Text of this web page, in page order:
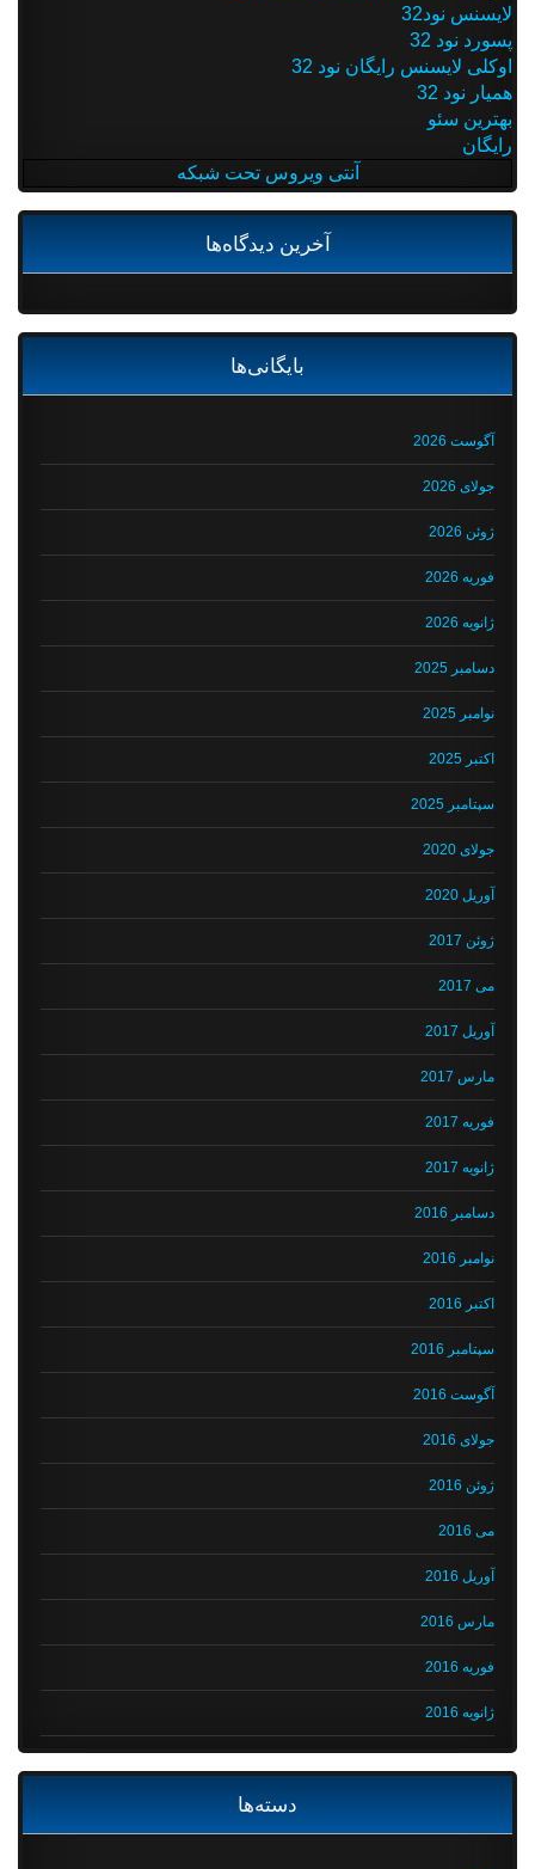
لایسنس نود32
پسورد نود 32
اوکلی لایسنس رایگان نود 32
همیار نود 32
بهترین سئو
رایگان
آنتی ویروس تحت شبکه
آخرین دیدگاه‌ها
بایگانی‌ها
آگوست 2026
جولای 2026
ژوئن 2026
فوریه 2026
ژانویه 2026
دسامبر 2025
نوامبر 2025
اکتبر 2025
سپتامبر 2025
جولای 2020
آوریل 2020
ژوئن 2017
می 2017
آوریل 2017
مارس 2017
فوریه 2017
ژانویه 2017
دسامبر 2016
نوامبر 2016
اکتبر 2016
سپتامبر 2016
آگوست 2016
جولای 2016
ژوئن 2016
می 2016
آوریل 2016
مارس 2016
فوریه 2016
ژانویه 2016
دسته‌ها